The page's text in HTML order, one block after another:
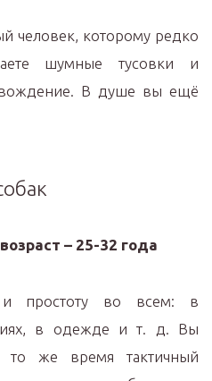
человек, которому редко
шумные тусовки и
В душе вы ещё
– 25-32 года
и простоту во всем: в
в одежде и т. д. Вы
же время тактичный